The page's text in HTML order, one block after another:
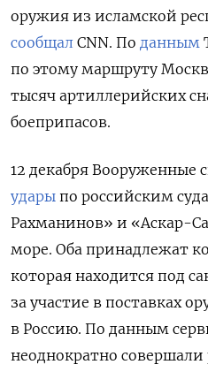
оружия из исламской
сообщал CNN. По данным
по этому маршруту
тысяч артиллерийских
боеприпасов.
12 декабря Вооруженные
удары по российским
Рахманинов» и «Аскар-
море. Оба принадлежат
которая находится под
за участие в поставках
в Россию. По данным
неоднократно